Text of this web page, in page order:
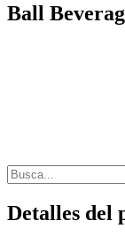
Ball
Detalles del